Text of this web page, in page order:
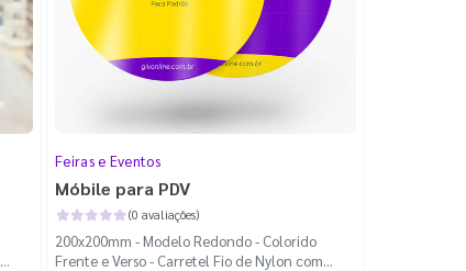
Feiras e Eventos
Móbile para PDV
(0 avaliações)
200x200mm - Modelo Redondo - Colorido
Frente e Verso - Carretel Fio de Nylon com